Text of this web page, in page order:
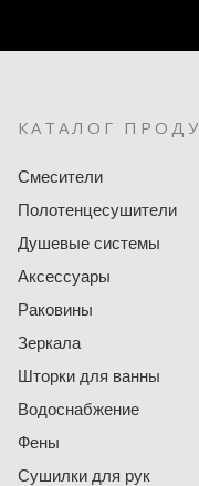
КАТАЛОГ
Смесители
Полотенцесушители
Душевые системы
Аксессуары
Раковины
Зеркала
Шторки для ванны
Водоснабжение
Фены
Сушилки для рук